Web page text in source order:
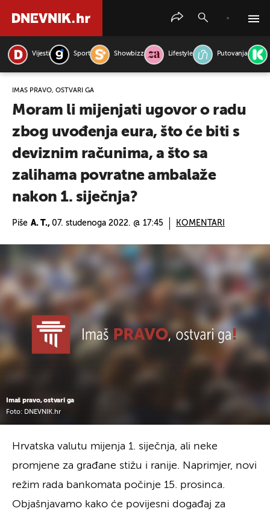
Vijesti Sport Showbizz Lifestyle Putovanja
IMAŠ PRAVO, OSTVARI GA
Moram li mijenjati ugovor o radu
zbog uvođenja eura, što će biti s
deviznim računima, a što sa
zalihama povratne ambalaže
nakon 1. siječnja?
Piše A. T., 07. studenoga 2022. @ 17:45 KOMENTARI
Imaš pravo, ostvari ga
Foto: DNEVNIK.hr
Hrvatska valutu mijenja 1. siječnja, ali neke
promjene za građane stižu i ranije. Naprimjer, novi
režim rada bankomata počinje 15. prosinca.
Objašnjavamo kako će povijesni događaj za
PRETRAŽITE VIJESTI